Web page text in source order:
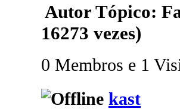
AutorTópico:
16273 vezes)
0 Membros e 1
kast